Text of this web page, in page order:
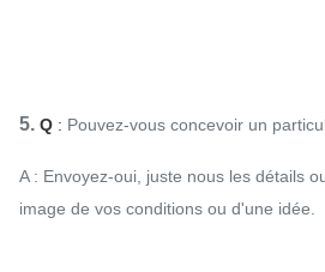
5. Q : Pouvez-vous concevoir un
A : Envoyez-oui, juste nous les détails
image de vos conditions ou d'une idée.